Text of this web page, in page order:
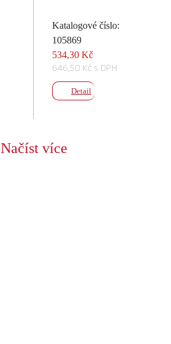
Katalogové číslo:
105869
534,30 Kč
646,50 Kč s DPH
Detail
Načíst více